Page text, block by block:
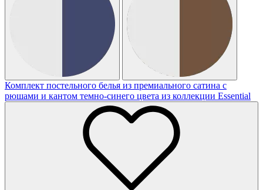
Комплект постельного белья из премиального сатина с
рюшами и кантом темно-синего цвета из коллекции Essential